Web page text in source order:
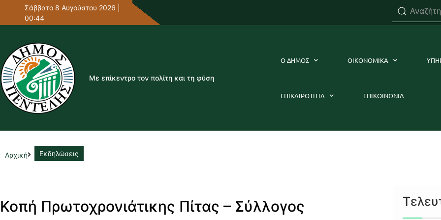
Σάββατο 8 Αυγούστου 2026 |
00:44
Με επίκεντρο τον πολίτη και τη φύση
Ο ΔΗΜΟΣ ΟΙΚΟΝΟΜΙΚΑ
ΕΠΙΚΑΙΡΟΤΗΤΑ ΕΠΙΚΟΙΝΩΝΙΑ
Αρχική Εκδηλώσεις
Κοπή Πρωτοχρονιάτικης Πίτας – Σύλλογος